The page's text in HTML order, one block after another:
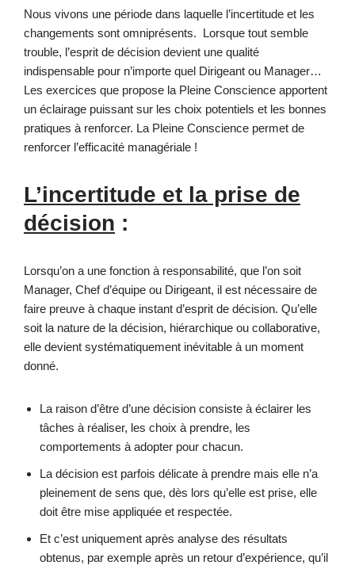
Nous vivons une période dans laquelle l’incertitude et les
changements sont omniprésents. Lorsque tout semble
trouble, l’esprit de décision devient une qualité
indispensable pour n’importe quel Dirigeant ou Manager…
Les exercices que propose la Pleine Conscience apportent
un éclairage puissant sur les choix potentiels et les bonnes
pratiques à renforcer. La Pleine Conscience permet de
renforcer l’efficacité managériale !
L’incertitude et la prise de
décision :
Lorsqu’on a une fonction à responsabilité, que l’on soit
Manager, Chef d’équipe ou Dirigeant, il est nécessaire de
faire preuve à chaque instant d’esprit de décision. Qu’elle
soit la nature de la décision, hiérarchique ou collaborative,
elle devient systématiquement inévitable à un moment
donné.
La raison d’être d’une décision consiste à éclairer les
tâches à réaliser, les choix à prendre, les
comportements à adopter pour chacun.
La décision est parfois délicate à prendre mais elle n’a
pleinement de sens que, dès lors qu’elle est prise, elle
doit être mise appliquée et respectée.
Et c’est uniquement après analyse des résultats
obtenus, par exemple après un retour d’expérience, qu’il